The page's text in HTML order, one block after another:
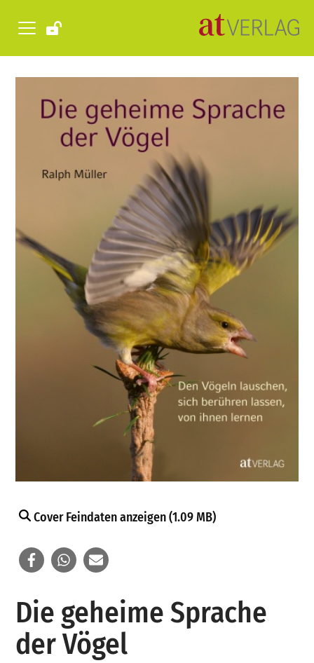
Cover Feindaten anzeigen (1.09 MB)
Die geheime Sprache
der Vögel